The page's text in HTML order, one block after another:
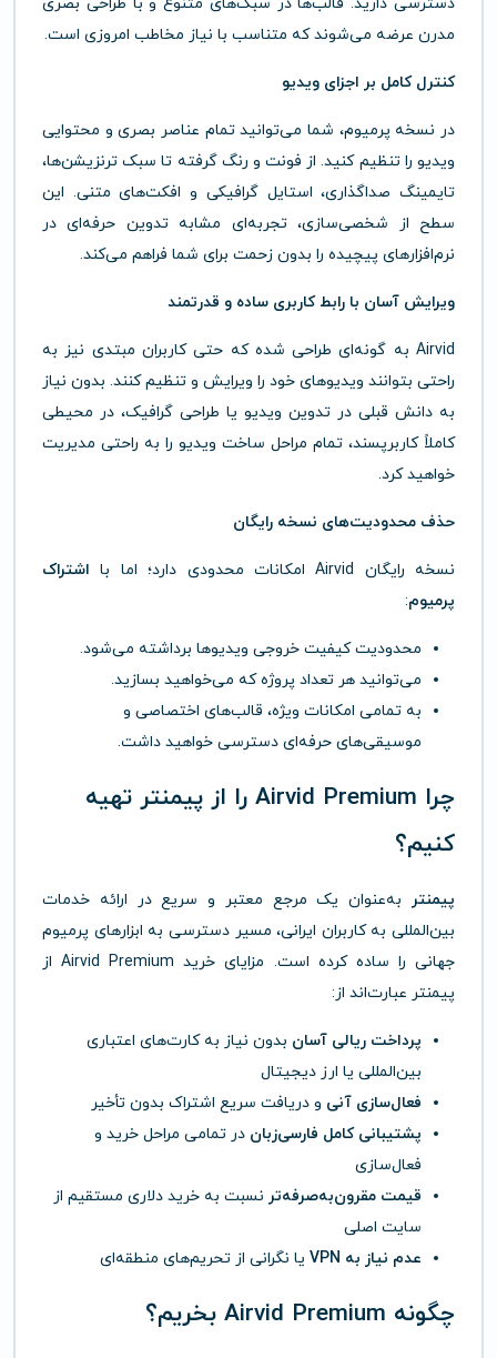
مدرن عرضه می‌شوند که متناسب با نیاز مخاطب امروزی است.
کنترل کامل بر اجزای ویدیو
در نسخه پرمیوم، شما می‌توانید تمام عناصر بصری و محتوایی
ویدیو را تنظیم کنید. از فونت و رنگ گرفته تا سبک ترنزیشن‌ها،
تایمینگ صداگذاری، استایل گرافیکی و افکت‌های متنی. این
سطح از شخصی‌سازی، تجربه‌ای مشابه تدوین حرفه‌ای در
نرم‌افزارهای پیچیده را بدون زحمت برای شما فراهم می‌کند.
ویرایش آسان با رابط کاربری ساده و قدرتمند
Airvid به گونه‌ای طراحی شده که حتی کاربران مبتدی نیز به
راحتی بتوانند ویدیوهای خود را ویرایش و تنظیم کنند. بدون نیاز
به دانش قبلی در تدوین ویدیو یا طراحی گرافیک، در محیطی
کاملاً کاربرپسند، تمام مراحل ساخت ویدیو را به راحتی مدیریت
خواهید کرد.
حذف محدودیت‌های نسخه رایگان
نسخه رایگان Airvid امکانات محدودی دارد؛ اما با
اشتراک
پرمیوم:
محدودیت کیفیت خروجی ویدیوها برداشته می‌شود.
می‌توانید هر تعداد پروژه که می‌خواهید بسازید.
به تمامی امکانات ویژه، قالب‌های اختصاصی و
موسیقی‌های حرفه‌ای دسترسی خواهید داشت.
چرا Airvid Premium را از پیمنتر تهیه
کنیم؟
پیمنتر به‌عنوان یک مرجع معتبر و سریع در ارائه خدمات
بین‌المللی به کاربران ایرانی، مسیر دسترسی به ابزارهای پرمیوم
جهانی را ساده کرده است. مزایای خرید Airvid Premium از
پیمنتر عبارت‌اند از:
پرداخت ریالی آسان بدون نیاز به کارت‌های اعتباری
بین‌المللی یا ارز دیجیتال
فعال‌سازی آنی و دریافت سریع اشتراک بدون تأخیر
پشتیبانی کامل فارسی‌زبان در تمامی مراحل خرید و
فعال‌سازی
قیمت مقرون‌به‌صرفه‌تر نسبت به خرید دلاری مستقیم از
سایت اصلی
عدم نیاز به VPN
یا نگرانی از تحریم‌های منطقه‌ای
چگونه Airvid Premium بخریم؟